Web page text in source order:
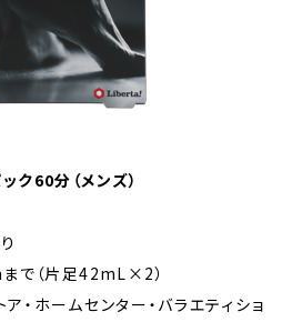
ク60分（メンズ）
で（片足42mL×2）
・ホームセンター・バラエティショ